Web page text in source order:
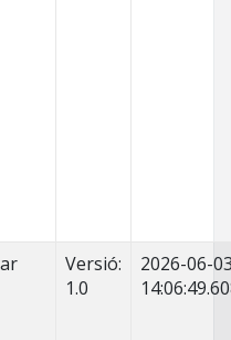
Versió:
1.0
2026-06-